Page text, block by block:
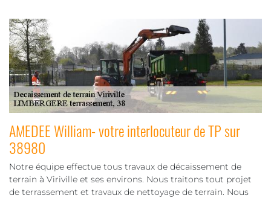
AMEDEE William- votre interlocuteur de TP sur
38980
Notre équipe effectue tous travaux de décaissement de
terrain à Viriville et ses environs. Nous traitons tout projet
de terrassement et travaux de nettoyage de terrain. Nous